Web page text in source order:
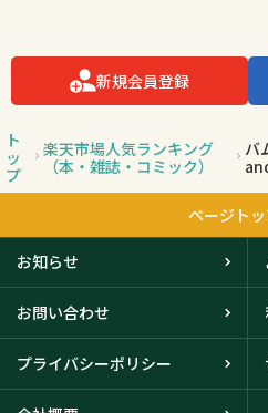
新規会員登録
ト
ッ
プ
楽天市場人気ランキング
（本・雑誌・コミック）
バ
ページト
お知らせ
お問い合わせ
プライバシーポリシー